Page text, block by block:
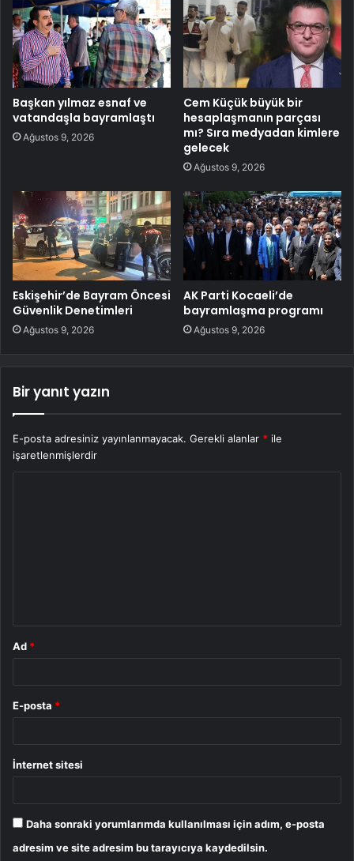
Başkan yılmaz esnaf ve
vatandaşla bayramlaştı
Ağustos 9, 2026
Cem Küçük büyük bir
hesaplaşmanın parçası
mı? Sıra medyadan kimlere
gelecek
Ağustos 9, 2026
Eskişehir’de Bayram Öncesi
Güvenlik Denetimleri
Ağustos 9, 2026
AK Parti Kocaeli’de
bayramlaşma programı
Ağustos 9, 2026
Bir yanıt yazın
E-posta adresiniz yayınlanmayacak. Gerekli alanlar * ile
işaretlenmişlerdir
Ad *
E-posta *
İnternet sitesi
Daha sonraki yorumlarımda kullanılması için adım, e-posta
adresim ve site adresim bu tarayıcıya kaydedilsin.